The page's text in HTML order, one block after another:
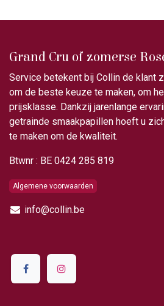
Grand Cru of zomerse
Service betekent bij Collin de klant
om de beste keuze te maken, om
prijsklasse. Dankzij jarenlange
getrainde smaakpapillen hoeft u
te maken om de kwaliteit.
Btwnr : BE 0424 285 819
Algemene voorwaarden
info@collin.be